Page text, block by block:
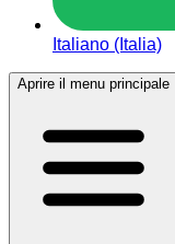
Italiano (Italia)
Aprire il menu principale